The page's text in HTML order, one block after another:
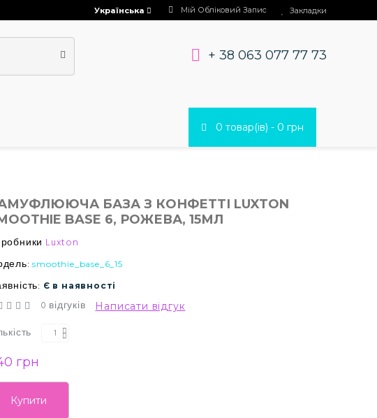
Закладки
Мій Обліковий Запис
Українська
+ 38 063 077 77 73
0 товар(ів) - 0 грн
БАЗА З КОНФЕТТІ LUXTON
BASE 6, РОЖЕВА, 15МЛ
Luxton
smoothie_base_6_15
Є в наявності
0 відгуків Написати відгук
грн
Купити